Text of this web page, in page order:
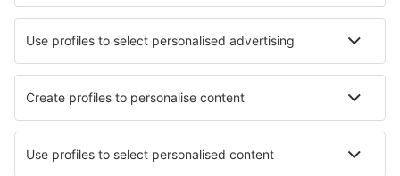
Nejlepší hotely - města
Hotely in Praia do Rosa Hotely in Talavera de la Reina
Hotely in Padberg Hotely in Tende Hotely in Fridolfing